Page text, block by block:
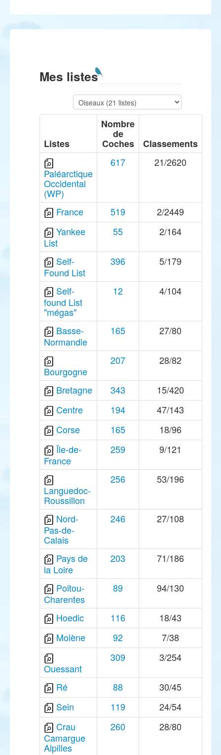
Mes listes
Listes
Nombre
de
Coches Classements
Paléarctique
Occidental
(WP)
617 21/2620
France 519
2/2449
Yankee
List
55 2/164
Self-
Found List
396 5/179
Self-
found List
"mégas"
12 4/104
Basse-
Normandie
165 27/80
Bourgogne
207 28/82
Bretagne 343
15/420
Centre
194
47/143
Corse
165
18/96
Île-de-
France
259 9/121
Languedoc-
Roussillon
256 53/196
Nord-
Pas-de-
Calais
246 27/108
Pays de
la Loire
203 71/186
Poitou-
Charentes
89 94/130
Hoedic 116
18/43
Molène
92 7/38
Ouessant
309 3/254
Ré 88
30/45
Sein
119
24/54
Crau
Camargue
Alpilles
260 28/80